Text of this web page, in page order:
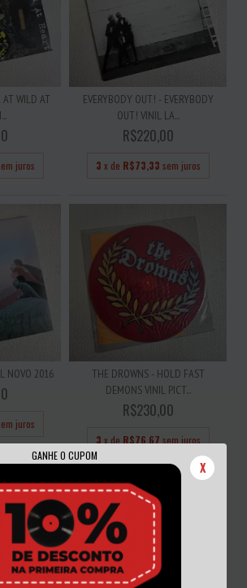
GANHE O CUPOM
X
AT WILD AT
juros
EVERYBODY OUT! - EVERYBODY
OUT! VINIL LA...
R$220,00
3 x de R$73,33 sem juros
NOVO 2016
juros
THE DROWNS - HOLD FAST
DEMONS VINIL PICT...
R$230,00
3 x de R$76,67 sem juros